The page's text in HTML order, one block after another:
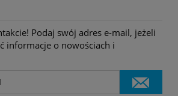
Podaj swój adres e-mail, jeżeli
informacje o nowościach i